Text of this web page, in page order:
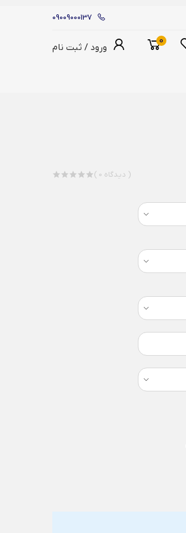
09009000137
ورود / ثبت نام
0
( 0 دیدگاه )